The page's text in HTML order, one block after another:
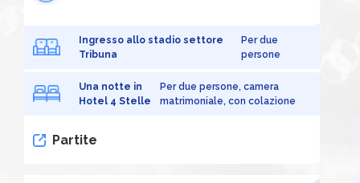
Ingresso allo stadio settore
Tribuna
Per due
persone
Una notte in
Hotel 4 Stelle
Per due persone, camera
matrimoniale, con colazione
Partite